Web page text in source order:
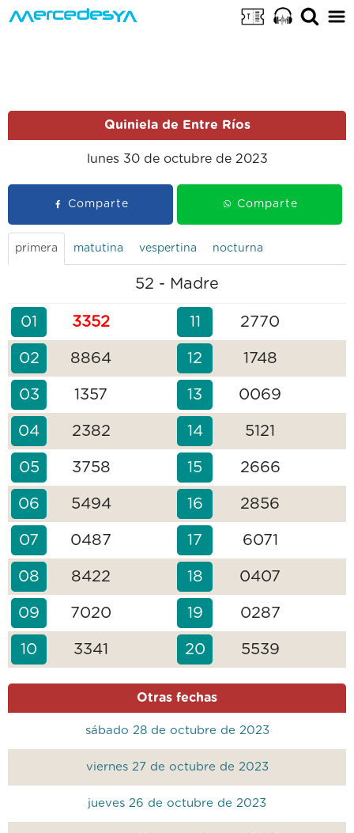
Quiniela de Entre Ríos
lunes 30 de octubre de 2023
Comparte Comparte
primera matutina vespertina nocturna
52 - Madre
01 3352 11 2770
02 8864 12 1748
03 1357 13 0069
04 2382 14 5121
05 3758 15 2666
06 5494 16 2856
07 0487 17 6071
08 8422 18 0407
09 7020 19 0287
10 3341 20 5539
Otras fechas
sábado 28 de octubre de 2023
viernes 27 de octubre de 2023
jueves 26 de octubre de 2023